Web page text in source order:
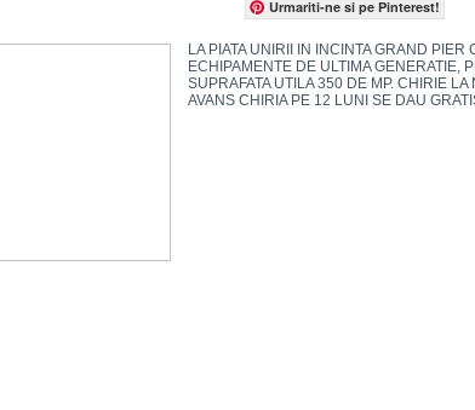
Urmariti-ne si pe Pinterest!
LA PIATA UNIRII IN INCINTA GRAND
ECHIPAMENTE DE ULTIMA GENERATIE,
SUPRAFATA UTILA 350 DE MP. CHIRIE
AVANS CHIRIA PE 12 LUNI SE DAU